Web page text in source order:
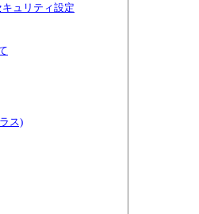
ュリティ設定
ス)